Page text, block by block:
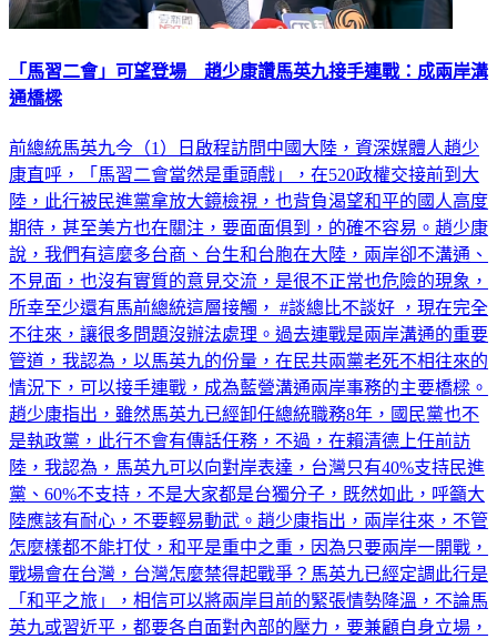
「馬習二會」可望登場 趙少康讚馬英九接手連戰：成兩岸溝
通橋樑
前總統馬英九今（1）日啟程訪問中國大陸，資深媒體人趙少
康直呼，「馬習二會當然是重頭戲」，在520政權交接前到大
陸，此行被民進黨拿放大鏡檢視，也背負渴望和平的國人高度
期待，甚至美方也在關注，要面面俱到，的確不容易。趙少康
說，我們有這麼多台商、台生和台胞在大陸，兩岸卻不溝通、
不見面，也沒有實質的意見交流，是很不正常也危險的現象，
所幸至少還有馬前總統這層接觸， #談總比不談好 ，現在完全
不往來，讓很多問題沒辦法處理。過去連戰是兩岸溝通的重要
管道，我認為，以馬英九的份量，在民共兩黨老死不相往來的
情況下，可以接手連戰，成為藍營溝通兩岸事務的主要橋樑。
趙少康指出，雖然馬英九已經卸任總統職務8年，國民黨也不
是執政黨，此行不會有傳話任務，不過，在賴清德上任前訪
陸，我認為，馬英九可以向對岸表達，台灣只有40%支持民進
黨、60%不支持，不是大家都是台獨分子，既然如此，呼籲大
陸應該有耐心，不要輕易動武。趙少康指出，兩岸往來，不管
怎麼樣都不能打仗，和平是重中之重，因為只要兩岸一開戰，
戰場會在台灣，台灣怎麼禁得起戰爭？馬英九已經定調此行是
「和平之旅」，相信可以將兩岸目前的緊張情勢降溫，不論馬
英九或習近平，都要各自面對內部的壓力，要兼顧自身立場，